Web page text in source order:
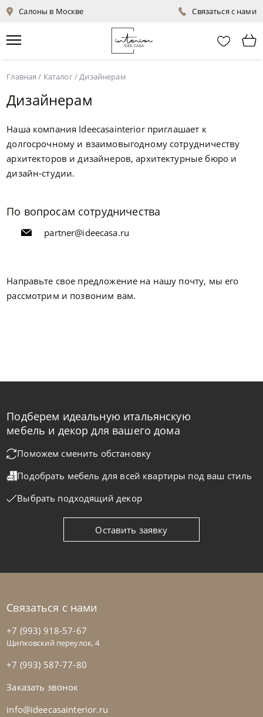
Салоны в Москве Связаться с нами
Главная / Каталог/Дизайнерам
Дизайнерам
Наша компания Ideecasainterior приглашает к
долгосрочному и взаимовыгодному сотрудничеству
архитекторов и дизайнеров, архитектурные бюро и
дизайн-студии.
По вопросам сотрудничества
partner@ideecasa.ru
Направьте свое предложение на нашу почту, мы его
рассмотрим и позвоним вам.
Подберем идеальную итальянскую
мебель и декор для вашего дома
Поможем сменить обстановку
Подобрать мебель для всей квартиры под ваш стиль
Выбрать подходящий декор
Оставить заявку
Связаться с нами
+7 (993) 918-57-67
Щипковский переулок, 4
+7 (993) 587-77-80
Заказать звонок
info@ideecasainterior.ru